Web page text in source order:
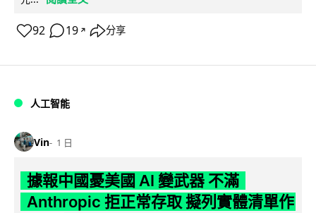
92 19 ↗ 分享
人工智能
Vin 1 日
據報中國憂美國 AI 變武器 不滿
Anthropic 拒正常存取 擬列實體清單作